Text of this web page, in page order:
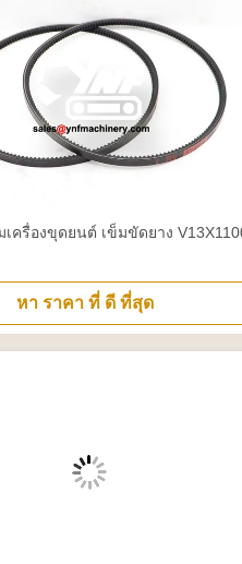
ครื่องขุดยนต์ เข็มขัดยาง
หา ราคา ที่ ดี ที่สุด